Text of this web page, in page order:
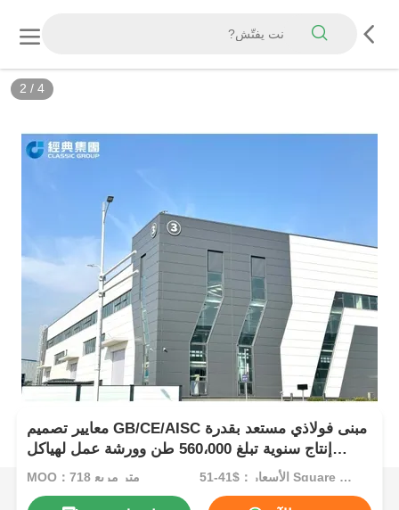
2 / 4
معايير تصميم GB/CE/AISC مبنى فولاذي مستعد بقدرة
إنتاج سنوية تبلغ 560،000 طن وورشة عمل لهياكل
فولاذية مقاومة للتآكل
MOQ：718 متر مربع الأسعار：$41-51 Square Meters